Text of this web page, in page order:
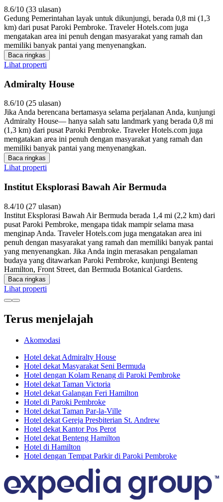
8.6/10 (33 ulasan)
Gedung Pemerintahan layak untuk dikunjungi, berada 0,8 mi (1,3
km) dari pusat Paroki Pembroke. Traveler Hotels.com juga
mengatakan area ini penuh dengan masyarakat yang ramah dan
memiliki banyak pantai yang menyenangkan.
Baca ringkas
Lihat properti
Admiralty House
8.6/10 (25 ulasan)
Jika Anda berencana bertamasya selama perjalanan Anda, kunjungi
Admiralty House— hanya salah satu landmark yang berada 0,8 mi
(1,3 km) dari pusat Paroki Pembroke. Traveler Hotels.com juga
mengatakan area ini penuh dengan masyarakat yang ramah dan
memiliki banyak pantai yang menyenangkan.
Baca ringkas
Lihat properti
Institut Eksplorasi Bawah Air Bermuda
8.4/10 (27 ulasan)
Institut Eksplorasi Bawah Air Bermuda berada 1,4 mi (2,2 km) dari
pusat Paroki Pembroke, mengapa tidak mampir selama masa
menginap Anda. Traveler Hotels.com juga mengatakan area ini
penuh dengan masyarakat yang ramah dan memiliki banyak pantai
yang menyenangkan. Jika Anda ingin merasakan pengalaman
budaya yang ditawarkan Paroki Pembroke, kunjungi Benteng
Hamilton, Front Street, dan Bermuda Botanical Gardens.
Baca ringkas
Lihat properti
Terus menjelajah
Akomodasi
Hotel dekat Admiralty House
Hotel dekat Masyarakat Seni Bermuda
Hotel dengan Kolam Renang di Paroki Pembroke
Hotel dekat Taman Victoria
Hotel dekat Galangan Feri Hamilton
Hotel di Paroki Pembroke
Hotel dekat Taman Par-la-Ville
Hotel dekat Gereja Presbiterian St. Andrew
Hotel dekat Kantor Pos Perot
Hotel dekat Benteng Hamilton
Hotel di Hamilton
Hotel dengan Tempat Parkir di Paroki Pembroke